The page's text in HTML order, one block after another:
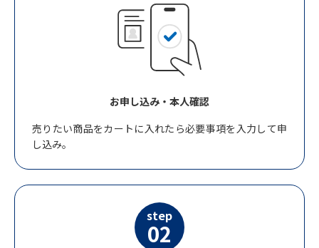
お申し込み・本人確認
売りたい商品をカートに入れたら必要事項を入力して申
し込み。
step
02